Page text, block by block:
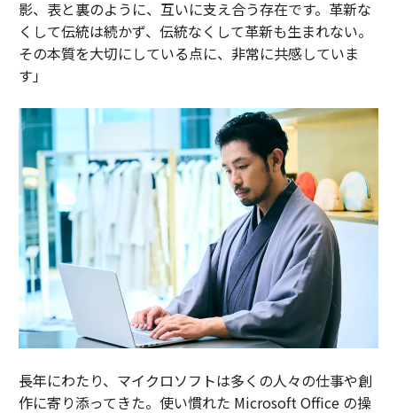
影、表と裏のように、互いに支え合う存在です。革新な
くして伝統は続かず、伝統なくして革新も生まれない。
その本質を大切にしている点に、非常に共感していま
す」
長年にわたり、マイクロソフトは多くの人々の仕事や創
作に寄り添ってきた。使い慣れた Microsoft Office の操